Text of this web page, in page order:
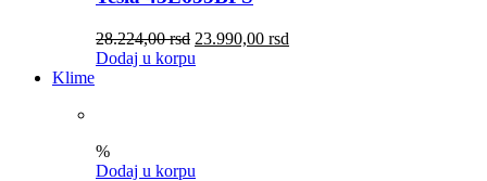
28.224,00rsd 23.990,00 rsd
Dodaj u korpu
Klime
%
Dodaj u korpu